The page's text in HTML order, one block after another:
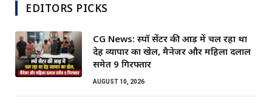
EDITORS PICKS
CG News: स्पॉ सेंटर की आड़ में चल रहा था
देह व्यापार का खेल, मैनेजर और महिला दलाल
समेत 9 गिरफ्तार
AUGUST 10, 2026